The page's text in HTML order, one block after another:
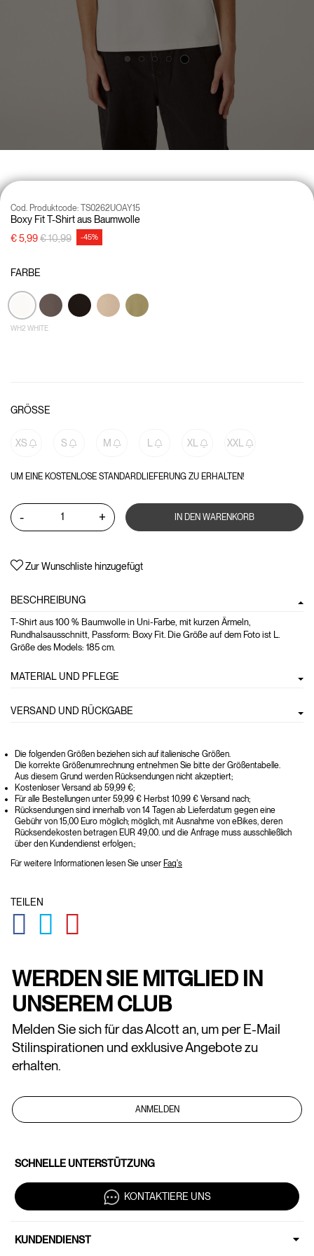
Boxy Fit T-Shirt aus Baumwolle
Cod. Produktcode: TS0262UOAY15
€ 5,99Preisreduzierung von
€ 10,99auf-45%
FARBE
WH2 WHITE
GRÖSSE
XS S M XL XXL
UM EINE KOSTENLOSE STANDARDLIEFERUNG ZU ERHALTEN!
- + IN DEN WARENKORB
Zur Wunschliste hinzugefügt
BESCHREIBUNG
T-Shirt aus 100 % Baumwolle in Uni-Farbe, mit kurzen Ärmeln,
Rundhalsausschnitt, Passform: Boxy Fit. Die Größe auf dem Foto ist L.
Größe des Models: 185 cm.
MATERIAL UND PFLEGE
VERSAND UND RÜCKGABE
Die folgenden Größen beziehen sich auf italienische Größen.
Die korrekte Größenumrechnung entnehmen Sie bitte der Größentabelle.
Aus diesem Grund werden Rücksendungen nicht akzeptiert;
Kostenloser Versand ab 59,99 €;
Für alle Bestellungen unter 59,99 € Herbst 10,99 € Versand nach;
Rücksendungen sind innerhalb von 14 Tagen ab Lieferdatum gegen eine
Gebühr von 15,00 Euro möglich; möglich, mit Ausnahme von eBikes, deren
Rücksendekosten betragen EUR 49,00. und die Anfrage muss ausschließlich
über den Kundendienst erfolgen.;
Für weitere Informationen lesen Sie unser Faq's
TEILEN
GLOBAL.SOCIALSHARE.FACEBOOK
GLOBAL.SOCIALSHARE.TWITTER
WERDEN SIE MITGLIED IN
UNSEREM CLUB
Melden Sie sich für das Alcott an, um per E-Mail
Stilinspirationen und exklusive Angebote zu
erhalten.
ANMELDEN
SCHNELLE UNTERSTÜTZUNG
KONTAKTIERE UNS
KUNDENDIENST